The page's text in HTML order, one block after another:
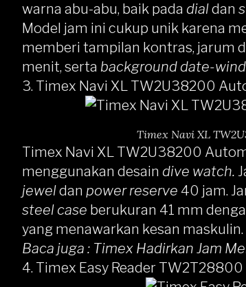
warna abu-abu, baik pada dialdan
Model jam ini cukup unik karena
memberi tampilan kontras, jarum
menit, serta background date-
3. Timex Navi XL TW2U38200
Timex Navi XL
Timex Navi XL TW2U38200
menggunakan desain dive watch.
jeweldan power reserve 40 jam.
steel case berukuran 41 mm
yang menawarkan kesan maskulin.
Baca juga : Timex Hadirkan Jam
4. Timex Easy Reader